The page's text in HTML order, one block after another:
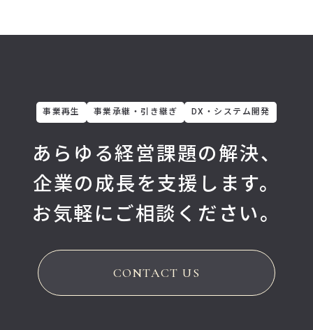
事業再生 事業承継・引き継ぎ DX・システム開発
あらゆる経営課題の解決、
企業の成長を支援します。
お気軽にご相談ください。
CONTACT US